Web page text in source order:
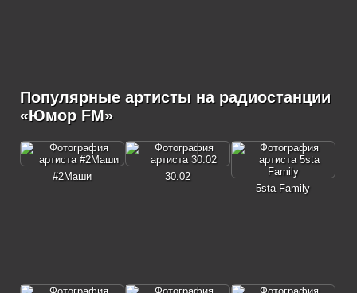
Популярные артисты на радиостанции
«Юмор FM»
#2Маши
30.02
5sta Family